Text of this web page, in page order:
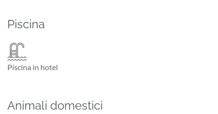
Piscina
Piscina in hotel
Animali domestici